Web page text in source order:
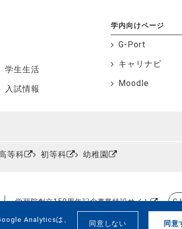
Analyticsは、
同意しない 同意
学生生活
入試情報
学内向けページ
G-Port
キャリナビ
Moodle
等科 初等科 幼稚園
学習院創立150周年記念事業特設サイト